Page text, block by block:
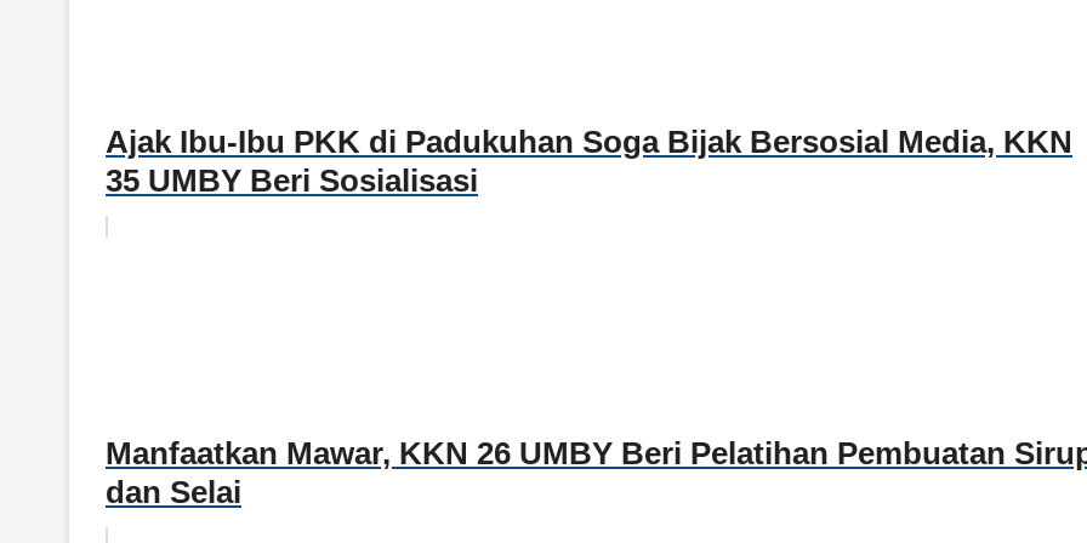
Ajak Ibu-Ibu PKK di Padukuhan Soga Bijak Bersosial Media, KKN
35 UMBY Beri Sosialisasi
Manfaatkan Mawar, KKN 26 UMBY Beri Pelatihan Pembuatan
dan Selai